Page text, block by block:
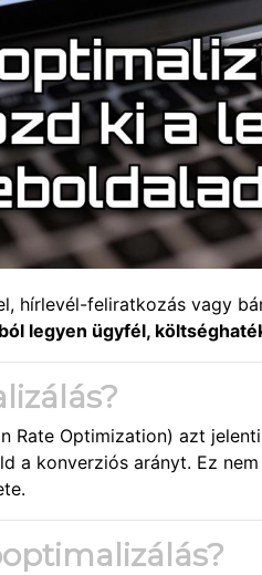
hírlevél-feliratkozás vagy
legyen ügyfél,
Rate Optimization) azt
a konverziós arányt. Ez